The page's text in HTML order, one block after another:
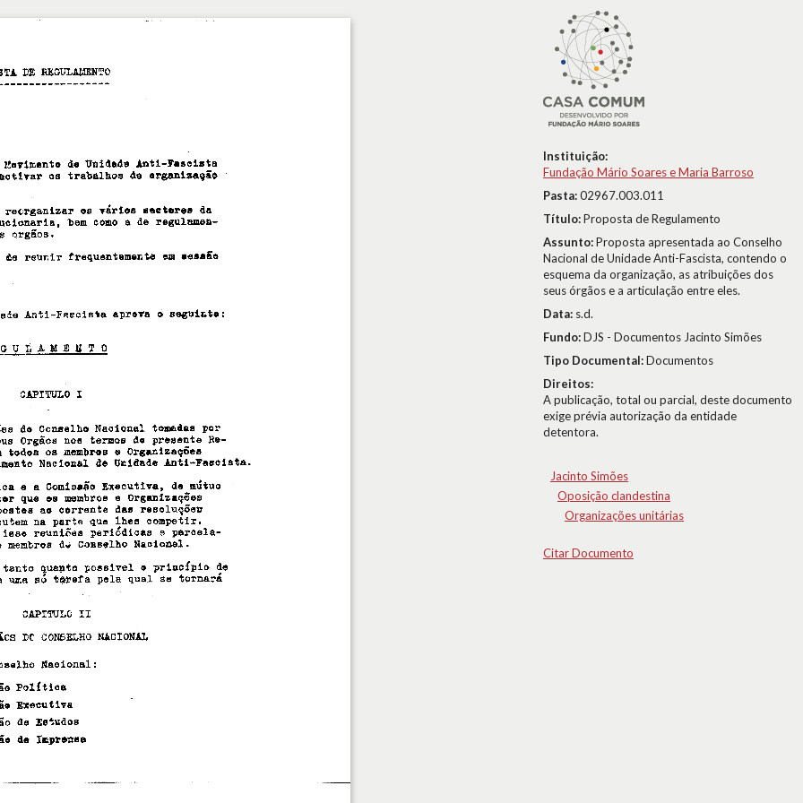
Instituição:
Fundação Mário Soares e Maria Barroso
Pasta:02967.003.011
Título:Proposta de Regulamento
Assunto:Proposta apresentada ao Conselho
Nacional de Unidade Anti-Fascista, contendo o
esquema da organização, as atribuições dos
seus órgãos e a articulação entre eles.
Data: s.d.
Fundo:DJS - Documentos Jacinto Simões
Tipo Documental:Documentos
Direitos:
A publicação, total ou parcial, deste documento
exige prévia autorização da entidade
detentora.
Jacinto Simões
Oposição clandestina
Organizações unitárias
Citar Documento